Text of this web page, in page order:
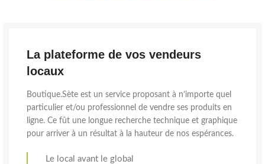
La plateforme de vos vendeurs
locaux
Boutique.Sète est un service proposant à n’importe quel
particulier et/ou professionnel de vendre ses produits en
ligne. Ce fût une longue recherche technique et graphique
pour arriver à un résultat à la hauteur de nos espérances.
Le local avant le global